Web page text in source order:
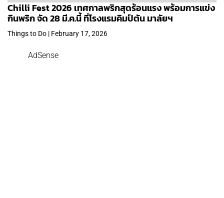
Chilli Fest 2026 เทศกาลพริกสุดร้อนแรง พร้อมการแข่ง
กินพริก จัด 28 มี.ค.นี้ ที่โรงแรมคิมป์ตัน มาลัยฯ
Things to Do | February 17, 2026
AdSense